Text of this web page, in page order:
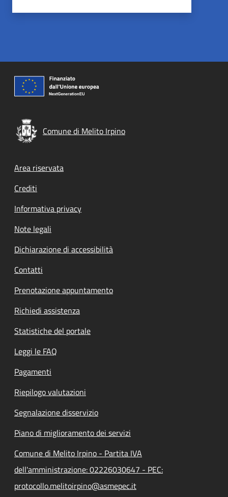
Comune di Melito Irpino
Footer menu
Area riservata
Crediti
Informativa privacy
Note legali
Dichiarazione di accessibilità
Contatti
Prenotazione appuntamento
Richiedi assistenza
Statistiche del portale
Leggi le FAQ
Pagamenti
Riepilogo valutazioni
Segnalazione disservizio
Piano di miglioramento dei servizi
Comune di Melito Irpino - Partita IVA
dell'amministrazione: 02226030647 - PEC:
protocollo.melitoirpino@asmepec.it